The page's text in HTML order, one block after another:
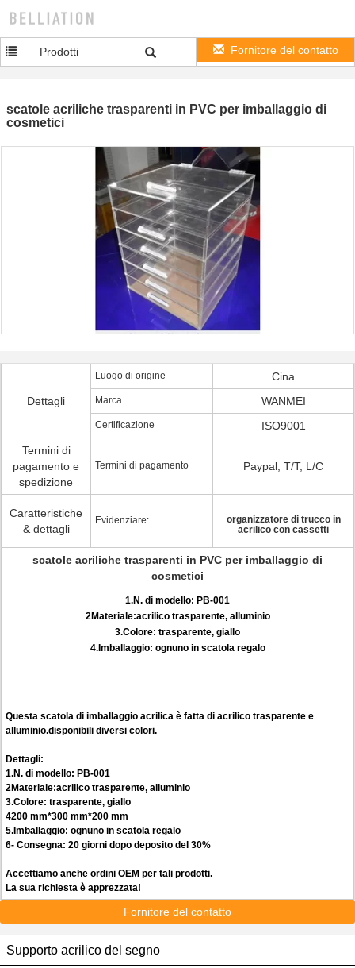
Prodotti Fornitore del contatto
scatole acriliche trasparenti in PVC per imballaggio di
cosmetici
Dettagli
Luogo di origine Cina
Marca WANMEI
Certificazione
ISO9001
Termini di
pagamento e
spedizione
Termini di pagamento Paypal, T/T, L/C
Caratteristiche
& dettagli
Evidenziare:
organizzatore di trucco in
acrilico con cassetti
scatole acriliche trasparenti in PVC per imballaggio di
cosmetici
1.N. di modello: PB-001
2Materiale:acrilico trasparente, alluminio
3.Colore: trasparente, giallo
4.Imballaggio: ognuno in scatola regalo
Questa scatola di imballaggio acrilica è fatta di acrilico trasparente e
alluminio.disponibili diversi colori.
Dettagli:
1.N. di modello: PB-001
2Materiale:acrilico trasparente, alluminio
3.Colore: trasparente, giallo
4200 mm*300 mm*200 mm
5.Imballaggio: ognuno in scatola regalo
6- Consegna: 20 giorni dopo deposito del 30%
Accettiamo anche ordini OEM per tali prodotti.
La sua richiesta è apprezzata!
Fornitore del contatto
Supporto acrilico del segno